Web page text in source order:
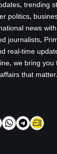
trending
politics,
news
journalists,
real-time
we bring
that matter.